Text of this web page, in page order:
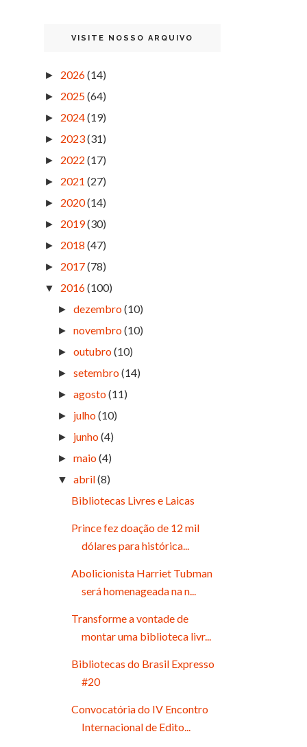
VISITE NOSSO ARQUIVO
► 2026(14)
► 2025(64)
► 2024(19)
► 2023(31)
► 2022 (17)
► 2021 (27)
► 2020(14)
► 2019(30)
► 2018 (47)
► 2017(78)
▼ 2016(100)
►dezembro(10)
►novembro(10)
►outubro(10)
►setembro(14)
►agosto(11)
► julho(10)
► junho(4)
►maio(4)
▼ abril(8)
Bibliotecas Livres e Laicas
Prince fez doação de 12 mil
dólares para histórica...
Abolicionista Harriet Tubman
será homenageada na n...
Transforme a vontade de
montar uma biblioteca livr...
Bibliotecas do Brasil Expresso
#20
Convocatória do IV Encontro
Internacional de Edito...